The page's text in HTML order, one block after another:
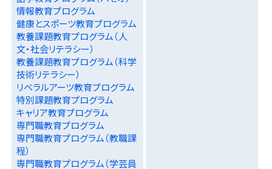
情報教育プログラム
健康とスポーツ教育プログラム
教養課題教育プログラム（人
文・社会リテラシー）
教養課題教育プログラム（科学
技術リテラシー）
リベラルアーツ教育プログラム
特別課題教育プログラム
キャリア教育プログラム
専門職教育プログラム
専門職教育プログラム（教職課
程）
専門職教育プログラム（学芸員